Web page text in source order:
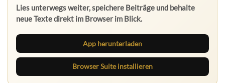
Lies unterwegs weiter, speichere Beiträge und behalte
neue Texte direkt im Browser im Blick.
App herunterladen
Browser Suite installieren